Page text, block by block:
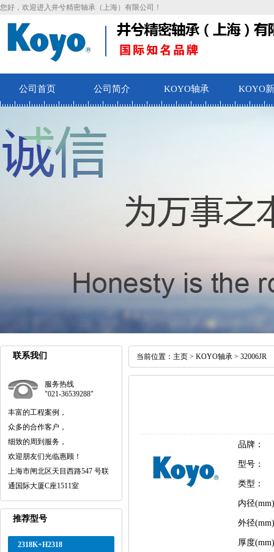
您好，欢迎进入井兮精密轴承（上海）有限公司！
公司首页 公司简介 KOYO轴承 KOYO
联系我们
服务热线
"021-36539288"
丰富的工程案例，
众多的合作客户，
细致的周到服务，
欢迎朋友们光临惠顾！
上海市闸北区天目西路547 号联
通国际大厦C座1511室
推荐型号
2318K+H2318
当前位置： 主页 > KOYO轴承 > 32006JR
品牌：
型号：
类型：
内径
外径
厚度